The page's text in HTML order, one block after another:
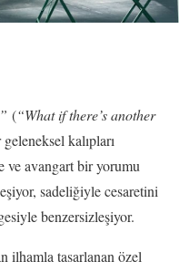
(“What if there’s another
kalıpları
ve avangart bir yorumu
sadeliğiyle cesaretini
benzersizleşiyor.
ilhamla tasarlanan özel